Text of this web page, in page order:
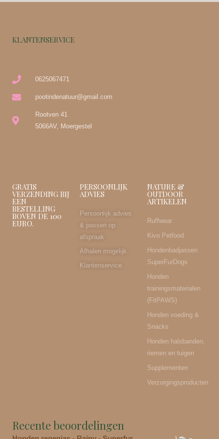
KLANTENSERVICE
0625067471
pootindenatuur@gmail.com
Rootven 41
5066AV, Moergestel
GRATIS
VERZENDING BIJ
EEN
BESTELLING
BOVEN DE 100
EURO.
PERSOONLIJK
ADVIES
Persoonlijk advies
& passen op
afspraak
Afhalen mogelijk
Klantenservice
NATURE &
OUTDOOR
ARTIKELEN
Ruffwear
Kivo Petfood
Hondenbadjassen
SuperFurDogs
Honden
trainingsmaterialen
(FitPAWS)
Honden voeding &
Snacks
Honden halsbanden,
riemen en tuigen
Supplementen
Verzorgingsproducten
Recente beoordelingen